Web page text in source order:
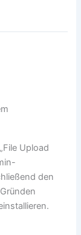
Upload
den